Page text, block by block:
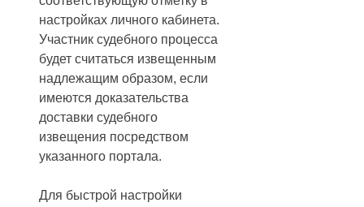
настройках личного кабинета.
Участник судебного процесса
будет считаться извещенным
надлежащим образом, если
имеются доказательства
доставки судебного
извещения посредством
указанного портала.
Для быстрой настройки